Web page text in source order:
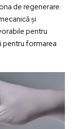
de regenerare.
și
pentru
pentru formarea